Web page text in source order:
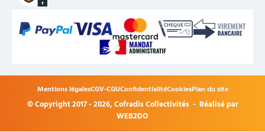
2 066,00 € HT
2 479,20 €TTC
© Copyright 2017 - 2026,Cofradis Collectivités - Réalisé par
WEB2DO
Mentions légalesCGV-CGUConfidentialitéCookiesPlan du site